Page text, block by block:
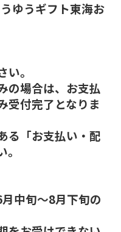
ゆうギフト東海お
。
の場合は、お支払
受付完了となりま
る「お支払い・配
中旬～8月下旬の